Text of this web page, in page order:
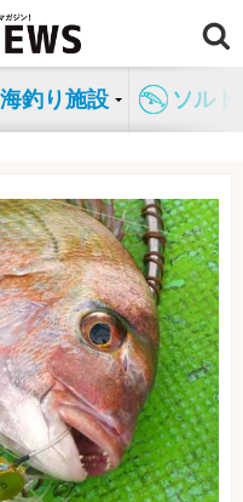
海釣り施設 ソル